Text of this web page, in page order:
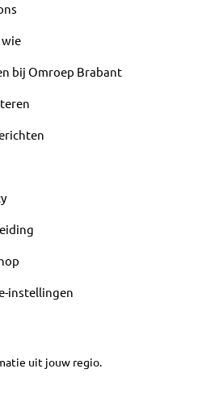
bij Omroep Brabant
instellingen
uit jouw regio.